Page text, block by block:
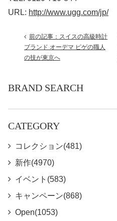
URL: http://www.ugg.com/jp/
前の記事：スイスの高級時計
ブランド オーデマ ピゲの職人
の技が東京へ
BRAND SEARCH
CATEGORY
コレクション(481)
新作(4970)
イベント(583)
キャンペーン(868)
Open(1053)